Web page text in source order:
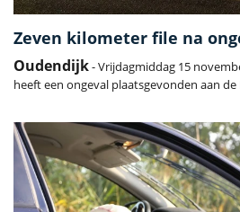
Zeven kilometer file na
Oudendijk- Vrijdagmiddag 15
heeft een ongeval plaatsgevonden aan de